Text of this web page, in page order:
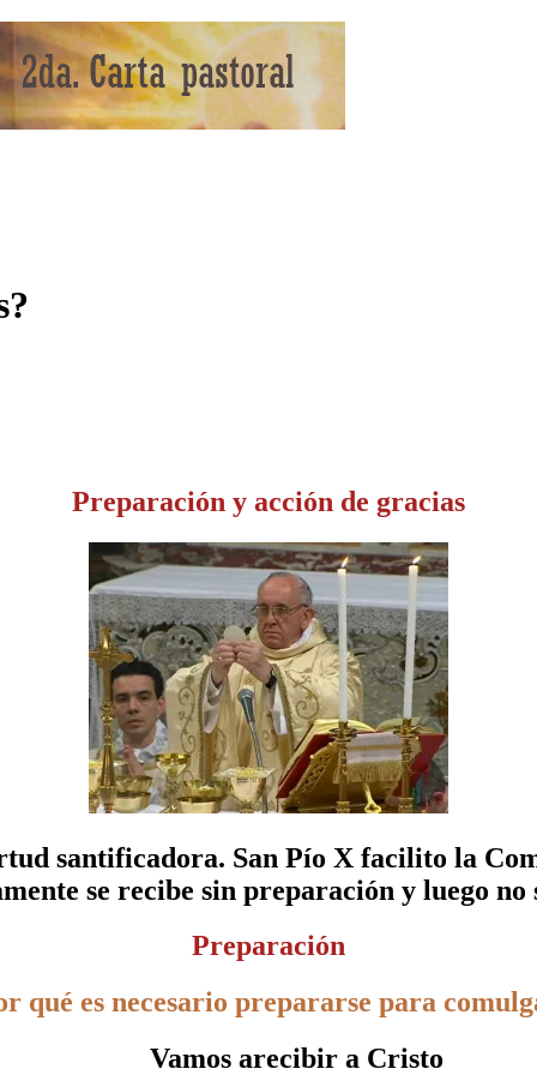
Preparación y acción de gracias
santificadora. San Pío X facilito la
se recibe sin preparación y luego no
Preparación
qué es necesario prepararse para
Vamos arecibir a Cristo